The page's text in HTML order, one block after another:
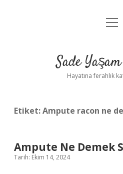
Yasal
Sade
Hayatına ferahlık
Etiket:Ampute racon ne
Ampute Ne Demek
Tarih: Ekim 14, 2024